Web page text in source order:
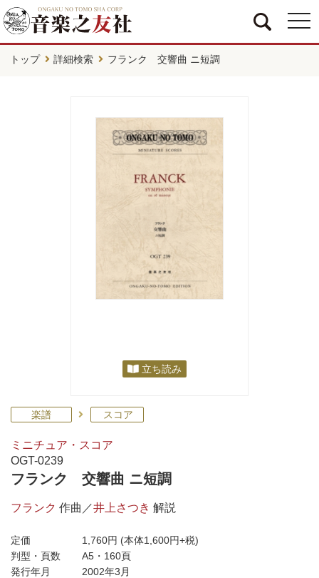
トップ 詳細検索 フランク 交響曲 ニ短調
立ち読み
楽譜 スコア
ミニチュア・スコア
OGT-0239
フランク 交響曲 ニ短調
フランク 作曲／井上さつき 解説
定価 1,760円 (本体1,600円+税)
判型・頁数
A5・160頁
発行年月
2002年3月